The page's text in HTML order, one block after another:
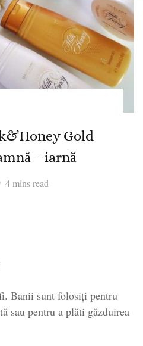
Gold
– iarnă
4 mins read
Banii sunt folosiți pentru
sau pentru a plăti găzduirea